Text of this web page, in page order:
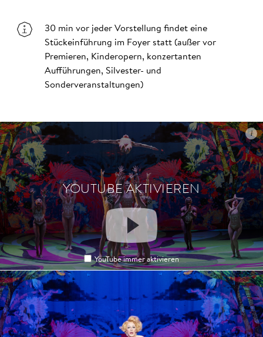
30 min vor jeder Vorstellung findet eine
Stückeinführung im Foyer statt (außer vor
Premieren, Kinderopern, konzertanten
Aufführungen, Silvester- und
Sonderveranstaltungen)
YOUTUBE AKTIVIEREN
i
YouTube immer aktivieren
YOUTUBE AKTIVIEREN
i
YouTube immer aktivieren